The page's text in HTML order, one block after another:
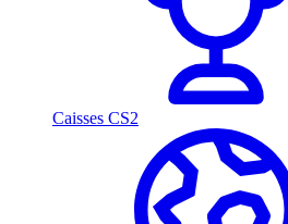
Caisses CS2